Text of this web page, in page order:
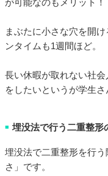
まぶたに小さな穴を開
ンタイムも1週間ほど。
長い休暇が取れない社
をしたいというが学生さ
■ 埋没法で行う二重整形
埋没法で二重整形を行
さ」です。